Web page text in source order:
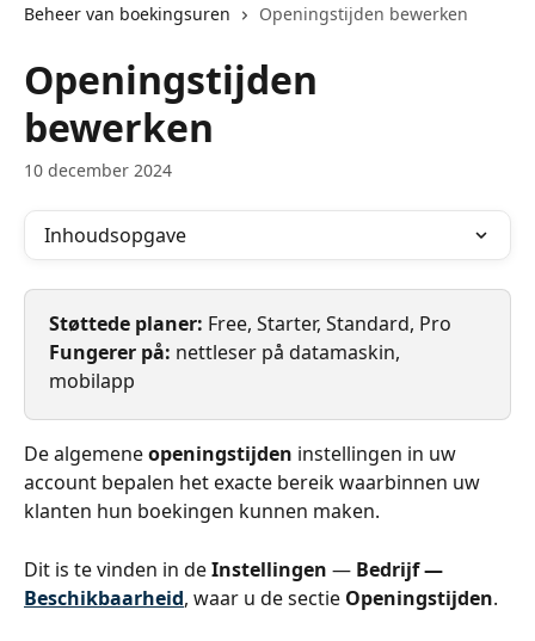
Beheer van boekingsuren
Openingstijden bewerken
Openingstijden
bewerken
10 december 2024
Inhoudsopgave
Støttede planer: Free, Starter, Standard, Pro
Fungerer på: nettleser på datamaskin,
mobilapp
De algemene openingstijden instellingen in uw
account bepalen het exacte bereik waarbinnen uw
klanten hun boekingen kunnen maken.
Dit is te vinden in de Instellingen — Bedrijf —
Beschikbaarheid, waar u de sectie Openingstijden.